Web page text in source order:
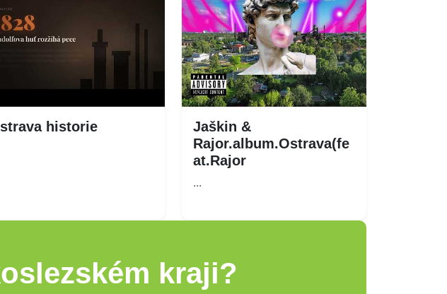
historie
Jaškin &
Rajor.album.Ostrava(fe
at.Rajor
...
kraji?